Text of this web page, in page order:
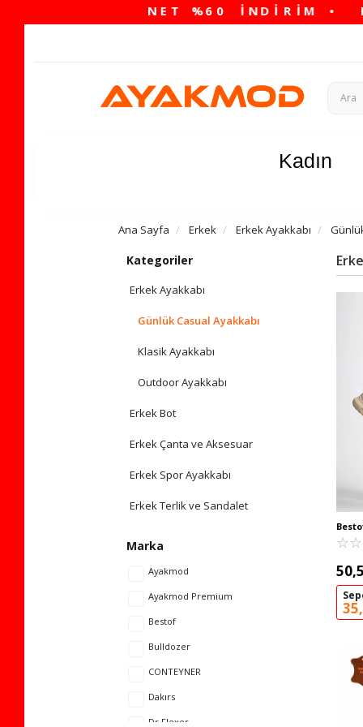
Kadın
Ana Sayfa Erkek Erkek Ayakkabı
Kategoriler
Erkek Ayakkabı
Günlük Casual Ayakkabı
Klasik Ayakkabı
Outdoor Ayakkabı
Erkek Bot
Erkek Çanta ve Aksesuar
Erkek Spor Ayakkabı
Erkek Terlik ve Sandalet
Marka
Ayakmod
Ayakmod Premium
Bestof
Bulldozer
CONTEYNER
Dakırs
Dr.Flexer
BST-
☆☆
★★